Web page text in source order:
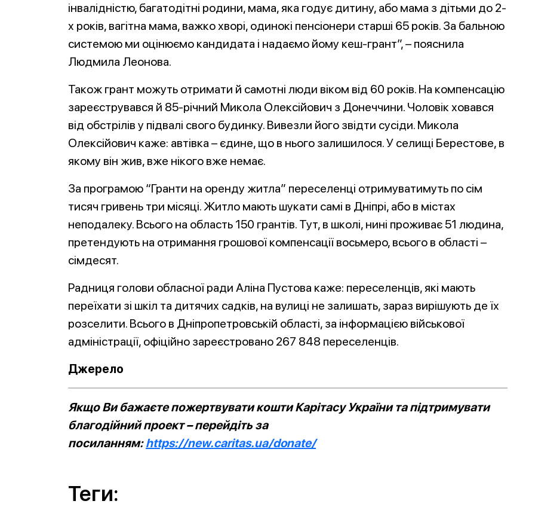
інвалідністю, багатодітні родини, мама, яка годує дитину, або мама з дітьми до 2-
х років, вагітна мама, важко хворі, одинокі пенсіонери старші 65 років. За бальною
системою ми оцінюємо кандидата і надаємо йому кеш-грант”, – пояснила
Людмила Леонова.
Також грант можуть отримати й самотні люди віком від 60 років. На компенсацію
зареєструвався й 85-річний Микола Олексійович з Донеччини. Чоловік ховався
від обстрілів у підвалі свого будинку. Вивезли його звідти сусіди. Микола
Олексійович каже: автівка – єдине, що в нього залишилося. У селищі Берестове, в
якому він жив, вже нікого вже немає.
За програмою “Гранти на оренду житла” переселенці отримуватимуть по сім
тисяч гривень три місяці. Житло мають шукати самі в Дніпрі, або в містах
неподалеку. Всього на область 150 грантів. Тут, в школі, нині проживає 51 людина,
претендують на отримання грошової компенсації восьмеро, всього в області –
сімдесят.
Радниця голови обласної ради Аліна Пустова каже: переселенців, які мають
переїхати зі шкіл та дитячих садків, на вулиці не залишать, зараз вирішують де їх
розселити. Всього в Дніпропетровській області, за інформацією військової
адміністрації, офіційно зареєстровано 267 848 переселенців.
Джерело
Якщо Ви бажаєте пожертвувати кошти Карітасу України та підтримувати
благодійний проект – перейдіть за
посиланням:https://new.caritas.ua/donate/
Теги: